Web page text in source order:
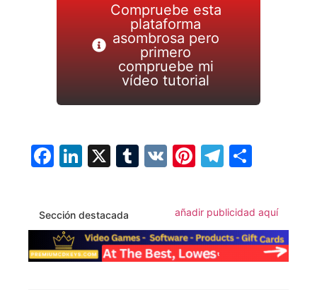
Compruebe esta
plataforma
asombrosa pero
primero
compruebe mi
vídeo tutorial
Facebook
LinkedIn
X Tumblr
VK Pinterest
Sección destacada añadir publicidad aquí